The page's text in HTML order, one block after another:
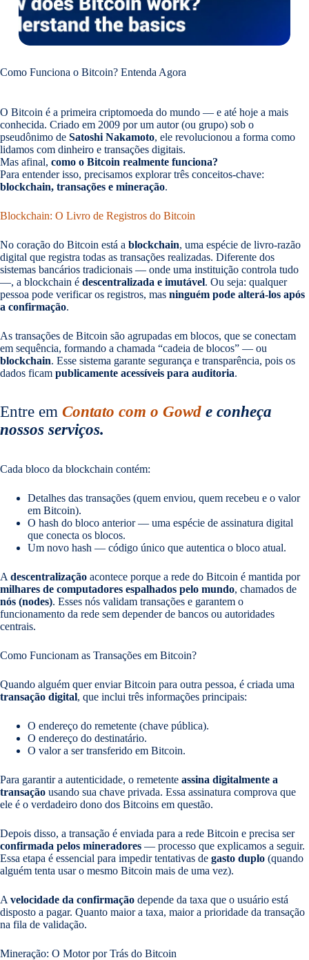
Como Funciona o Bitcoin? Entenda Agora
O Bitcoin é a primeira criptomoeda do mundo — e até hoje a mais
conhecida. Criado em 2009 por um autor (ou grupo) sob o
pseudônimo de Satoshi Nakamoto, ele revolucionou a forma como
lidamos com dinheiro e transações digitais.
Mas afinal, como o Bitcoin realmente funciona?
Para entender isso, precisamos explorar três conceitos-chave:
blockchain, transações e mineração.
Blockchain: O Livro de Registros do Bitcoin
No coração do Bitcoin está a blockchain, uma espécie de livro-razão
digital que registra todas as transações realizadas. Diferente dos
sistemas bancários tradicionais — onde uma instituição controla tudo
—, a blockchain é descentralizada e imutável. Ou seja: qualquer
pessoa pode verificar os registros, mas ninguém pode alterá-los após
a confirmação.
As transações de Bitcoin são agrupadas em blocos, que se conectam
em sequência, formando a chamada “cadeia de blocos” — ou
blockchain. Esse sistema garante segurança e transparência, pois os
dados ficam publicamente acessíveis para auditoria.
Entre em Contato com o Gowd e conheça
nossos serviços.
Cada bloco da blockchain contém:
Detalhes das transações (quem enviou, quem recebeu e o valor
em Bitcoin).
O hash do bloco anterior — uma espécie de assinatura digital
que conecta os blocos.
Um novo hash — código único que autentica o bloco atual.
A descentralização acontece porque a rede do Bitcoin é mantida por
milhares de computadores espalhados pelo mundo, chamados de
nós (nodes). Esses nós validam transações e garantem o
funcionamento da rede sem depender de bancos ou autoridades
centrais.
Como Funcionam as Transações em Bitcoin?
Quando alguém quer enviar Bitcoin para outra pessoa, é criada uma
transação digital, que inclui três informações principais:
O endereço do remetente (chave pública).
O endereço do destinatário.
O valor a ser transferido em Bitcoin.
Para garantir a autenticidade, o remetente assina digitalmente a
transação usando sua chave privada. Essa assinatura comprova que
ele é o verdadeiro dono dos Bitcoins em questão.
Depois disso, a transação é enviada para a rede Bitcoin e precisa ser
confirmada pelos mineradores — processo que explicamos a seguir.
Essa etapa é essencial para impedir tentativas de gasto duplo (quando
alguém tenta usar o mesmo Bitcoin mais de uma vez).
A velocidade da confirmação depende da taxa que o usuário está
disposto a pagar. Quanto maior a taxa, maior a prioridade da transação
na fila de validação.
Mineração: O Motor por Trás do Bitcoin